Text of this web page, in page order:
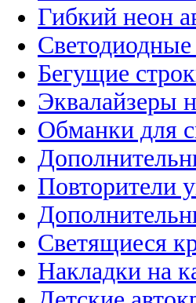
Гибкий неон
Бегущие
Эквалайзеры
Обманки для
Повторители
Светящиеся
Накладки на